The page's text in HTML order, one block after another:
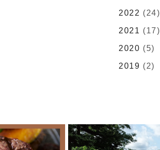
2022 (24)
2021 (17)
2020 (5)
2019 (2)